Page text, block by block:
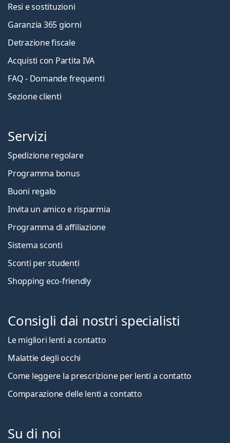
Resi e sostituzioni
Garanzia 365 giorni
Detrazione fiscale
Acquisti con Partita IVA
FAQ - Domande frequenti
Sezione clienti
Servizi
Spedizione regolare
Programma bonus
Buoni regalo
Invita un amico e risparmia
Programma di affiliazione
Sistema sconti
Sconti per studenti
Shopping eco-friendly
Consigli dai nostri specialisti
Le migliori lenti a contatto
Malattie degli occhi
Come leggere la prescrizione per lenti a contatto
Comparazione delle lenti a contatto
Su di noi